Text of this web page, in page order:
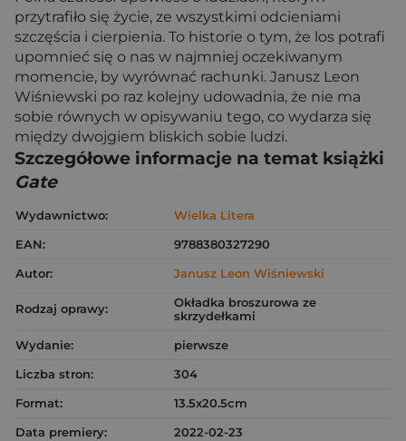
przytrafiło się życie, ze wszystkimi odcieniami
szczęścia i cierpienia. To historie o tym, że los potrafi
upomnieć się o nas w najmniej oczekiwanym
momencie, by wyrównać rachunki. Janusz Leon
Wiśniewski po raz kolejny udowadnia, że nie ma
sobie równych w opisywaniu tego, co wydarza się
między dwojgiem bliskich sobie ludzi.
Szczegółowe informacje na temat książki
Gate
Wydawnictwo:
Wielka Litera
EAN:
9788380327290
Autor:
Janusz Leon Wiśniewski
Rodzaj oprawy:
Okładka broszurowa ze
skrzydełkami
Wydanie:
pierwsze
Liczba stron:
304
Format:
13.5x20.5cm
Data premiery:
2022-02-23